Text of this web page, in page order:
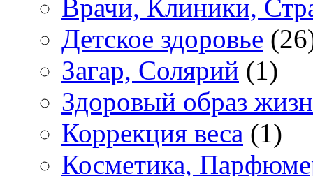
Врачи, Клиники,
Детское здоровье
Загар, Солярий (1)
Здоровый образ
Коррекция веса (1)
Косметика,